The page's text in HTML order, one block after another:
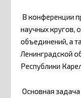
В конференции
научных кругов,
объединений, а
Ленинградской
Республики
Основная